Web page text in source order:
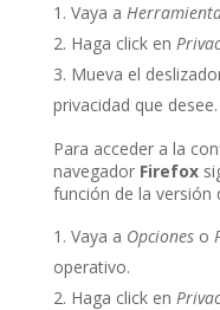
Vaya a
Haga click en
Mueva el
privacidad que desee.
Para acceder a la
navegador Firefox
función de la versión
Vaya a Opcioneso
operativo.
Haga click en